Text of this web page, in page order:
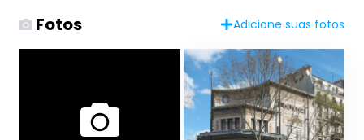
Fotos Adicione suas fotos